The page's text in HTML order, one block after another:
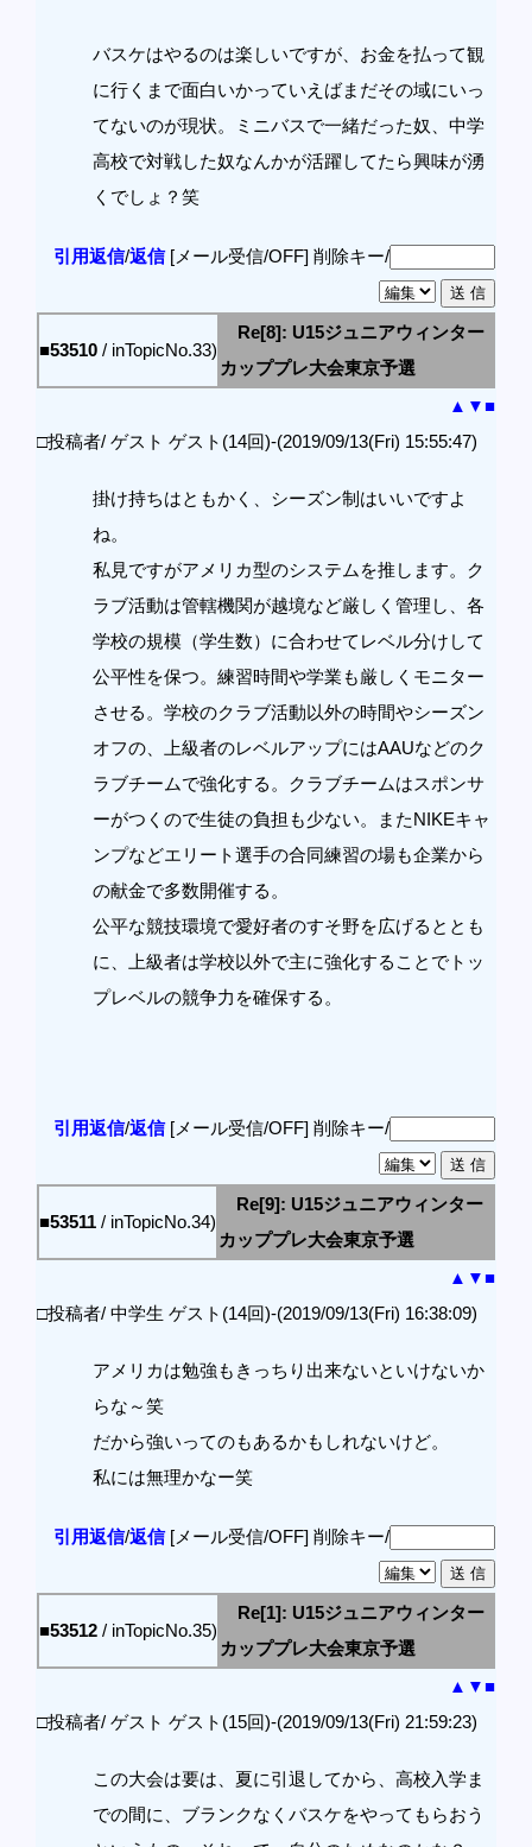
バスケはやるのは楽しいですが、お金を払って観
に行くまで面白いかっていえばまだその域にいっ
てないのが現状。ミニバスで一緒だった奴、中学
高校で対戦した奴なんかが活躍してたら興味が湧
くでしょ？笑
引用返信/返信[メール受信/OFF] 削除キー/
■53510 / inTopicNo.33)
Re[8]: U15ジュニアウィンター
カッププレ大会東京予選
▲ ▼■
□投稿者/ ゲスト ゲスト(14回)-(2019/09/13(Fri) 15:55:47)
掛け持ちはともかく、シーズン制はいいですよ
ね。
私見ですがアメリカ型のシステムを推します。ク
ラブ活動は管轄機関が越境など厳しく管理し、各
学校の規模（学生数）に合わせてレベル分けして
公平性を保つ。練習時間や学業も厳しくモニター
させる。学校のクラブ活動以外の時間やシーズン
オフの、上級者のレベルアップにはAAUなどのク
ラブチームで強化する。クラブチームはスポンサ
ーがつくので生徒の負担も少ない。またNIKEキャ
ンプなどエリート選手の合同練習の場も企業から
の献金で多数開催する。
公平な競技環境で愛好者のすそ野を広げるととも
に、上級者は学校以外で主に強化することでトッ
プレベルの競争力を確保する。
引用返信/返信[メール受信/OFF] 削除キー/
■53511 / inTopicNo.34)
Re[9]: U15ジュニアウィンター
カッププレ大会東京予選
▲ ▼■
□投稿者/ 中学生 ゲスト(14回)-(2019/09/13(Fri) 16:38:09)
アメリカは勉強もきっちり出来ないといけないか
らな～笑
だから強いってのもあるかもしれないけど。
私には無理かなー笑
引用返信/返信[メール受信/OFF] 削除キー/
■53512 / inTopicNo.35)
Re[1]: U15ジュニアウィンター
カッププレ大会東京予選
▲ ▼■
□投稿者/ ゲスト ゲスト(15回)-(2019/09/13(Fri) 21:59:23)
この大会は要は、夏に引退してから、高校入学ま
での間に、ブランクなくバスケをやってもらおう